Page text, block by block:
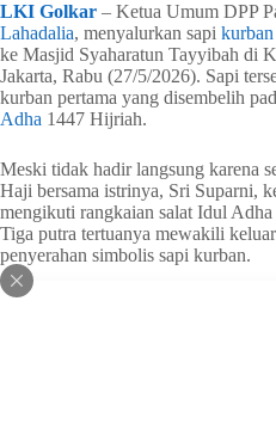
LKI Golkar – Ketua Umum DPP
Lahadalia, menyalurkan sapi kurban
ke Masjid Syaharatun Tayyibah di
Jakarta, Rabu (27/5/2026). Sapi
kurban pertama yang disembelih
Adha 1447 Hijriah.
Meski tidak hadir langsung karena
Haji bersama istrinya, Sri Suparni,
mengikuti rangkaian salat Idul
Tiga putra tertuanya mewakili
penyerahan simbolis sapi kurban.
Penyaluran hewan kurban dari
tingkat pusat. Pelaksana Harian
Ketua Umum Partai Golkar,
mengirimkan sapi kurban ke
(DPD) tingkat I Partai Golkar di